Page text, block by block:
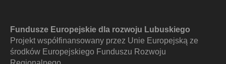
Fundusze Europejskie dla rozwoju Lubuskiego
Projekt współfinansowany przez Unie Europejską ze
środków Europejskiego Funduszu Rozwoju